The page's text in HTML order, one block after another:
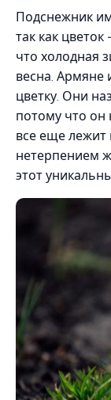
Подснежник
так как
что холодная
весна. Армяне
цветку. Они
потому что он
все еще лежит
нетерпением
этот